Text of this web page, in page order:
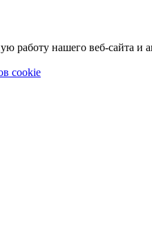
нашего веб-сайта и
cookie